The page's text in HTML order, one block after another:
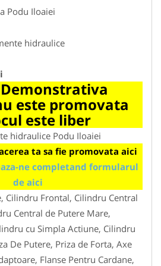
Podu Iloaiei
hidraulice
este promovata
este liber
hidraulice Podu Iloaiei
ta sa fie promovata aici
ne completand formularul
de aici
Cilindru Frontal, Cilindru Central
Central de Putere Mare,
cu Simpla Actiune, Cilindru
De Putere, Priza de Forta, Axe
Flanse Pentru Cardane,